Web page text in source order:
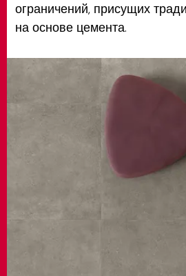
ограничений, присущих
на основе цемента.